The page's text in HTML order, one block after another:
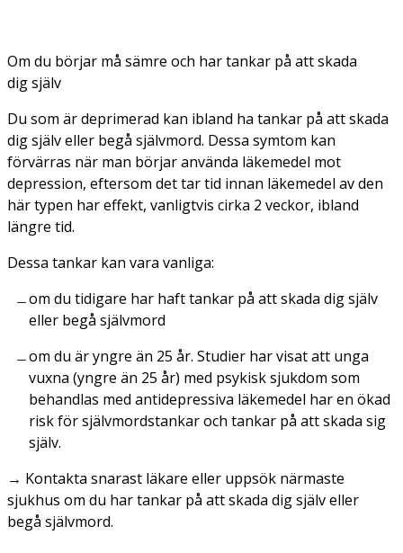
Om du börjar må sämre och har tankar på att skada
dig själv
Du som är deprimerad kan ibland ha tankar på att skada
dig själv eller begå självmord. Dessa symtom kan
förvärras när man börjar använda läkemedel mot
depression, eftersom det tar tid innan läkemedel av den
här typen har effekt, vanligtvis cirka 2 veckor, ibland
längre tid.
Dessa tankar kan vara vanliga:
om du tidigare har haft tankar på att skada dig själv
eller begå självmord
om du är yngre än 25 år. Studier har visat att unga
vuxna (yngre än 25 år) med psykisk sjukdom som
behandlas med antidepressiva läkemedel har en ökad
risk för självmordstankar och tankar på att skada sig
själv.
→ Kontakta snarast läkare eller uppsök närmaste
sjukhus om du har tankar på att skada dig själv eller
begå självmord.